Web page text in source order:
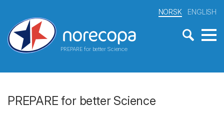
PREPARE for better Science
NORSK ENGLISH
PREPARE for better Science